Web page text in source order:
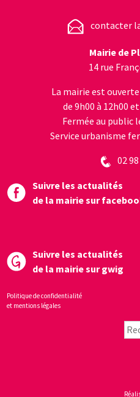
contacter
Mairie de
14 rue
La mairie est
de 9h00 à 12h00
Fermée au public
Service urbanisme
02
Suivre les actualités
de la mairie sur
Suivre les actualités
de la mairie sur gwig
Politique de confidentialité
et mentions légales